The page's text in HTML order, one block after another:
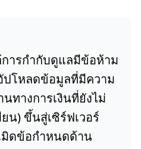
ารกำกับดูแลมีข้อห้าม
ปโหลดข้อมูลที่มีความ
ทางการเงินที่ยังไม่
ยน) ขึ้นสู่เซิร์ฟเวอร์
มิดข้อกำหนดด้าน